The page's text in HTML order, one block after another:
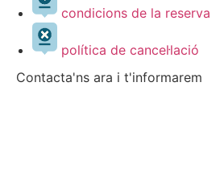
condicions de la reserva
política de cancel·lació
Contacta'ns ara i t'informarem